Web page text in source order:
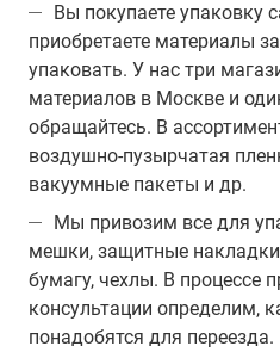
Вы покупаете упаковку
приобретаете материалы
упаковать. У нас три
материалов в Москве и
обращайтесь. В
воздушно-пузырчатая
вакуумные пакеты и др.
Мы привозим все для
мешки, защитные
бумагу, чехлы. В процессе
консультации определим,
понадобятся для переезда.